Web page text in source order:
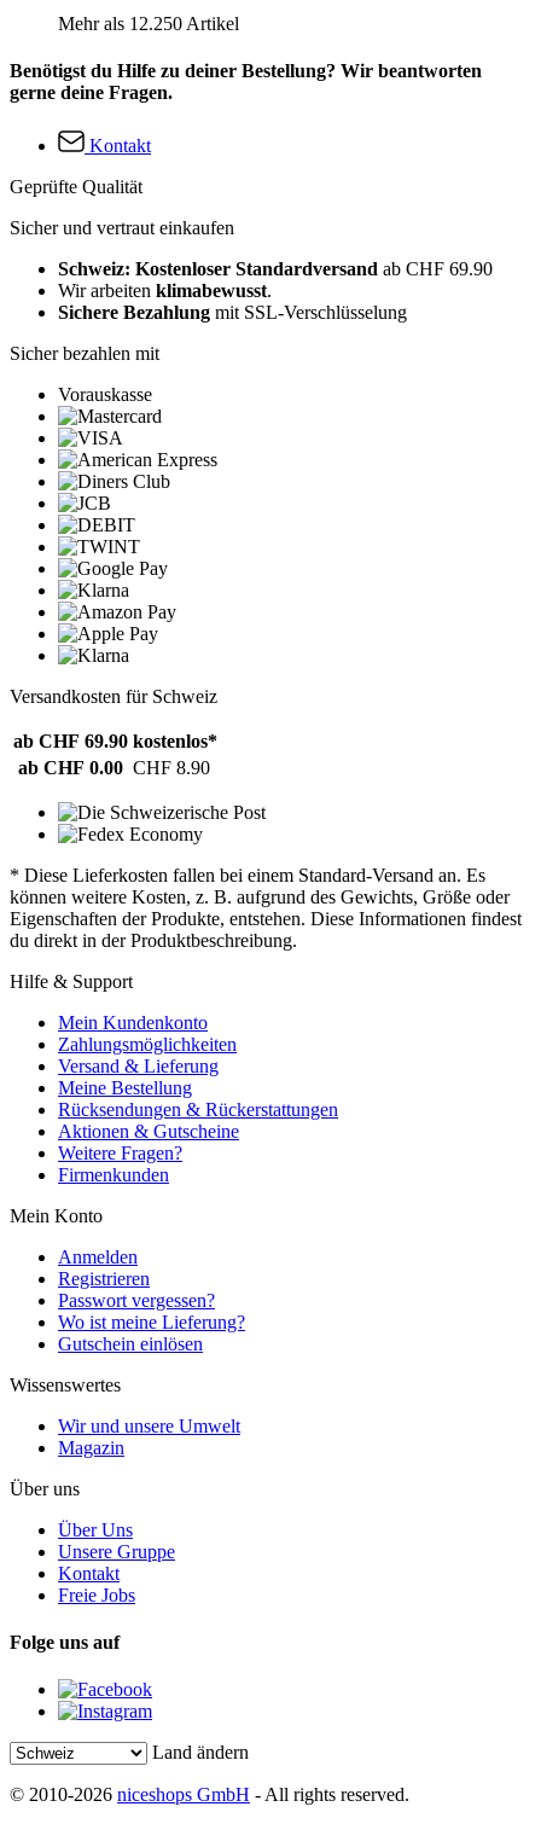
Mehr als 12.250 Artikel
Benötigst du Hilfe zu deiner Bestellung? Wir beantworten
gerne deine Fragen.
Kontakt
Geprüfte Qualität
Sicher und vertraut einkaufen
Schweiz: Kostenloser Standardversand ab CHF 69.90
Wir arbeiten klimabewusst.
Sichere Bezahlung mit SSL-Verschlüsselung
Sicher bezahlen mit
Vorauskasse
Versandkosten für Schweiz
ab CHF 69.90 kostenlos*
ab CHF 0.00 CHF 8.90
* Diese Lieferkosten fallen bei einem Standard-Versand an. Es
können weitere Kosten, z. B. aufgrund des Gewichts, Größe oder
Eigenschaften der Produkte, entstehen. Diese Informationen findest
du direkt in der Produktbeschreibung.
Hilfe & Support
Mein Kundenkonto
Zahlungsmöglichkeiten
Versand & Lieferung
Meine Bestellung
Rücksendungen & Rückerstattungen
Aktionen & Gutscheine
Weitere Fragen?
Firmenkunden
Mein Konto
Anmelden
Registrieren
Passwort vergessen?
Wo ist meine Lieferung?
Gutschein einlösen
Wissenswertes
Wir und unsere Umwelt
Magazin
Über uns
Über Uns
Unsere Gruppe
Kontakt
Freie Jobs
Folge uns auf
Land ändern
© 2010-2026 niceshops GmbH - All rights reserved.